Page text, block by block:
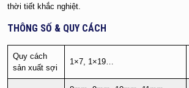
thời tiết khắc nghiệt.
THÔNG SỐ & QUY CÁCH
Quy cách
sản xuất sợi
1×7, 1×19…